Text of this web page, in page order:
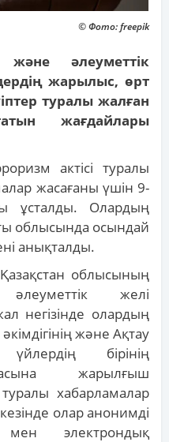
© Фото: freepik
және әлеуметтік
жарылыс, өрт
туралы жалған
жағдайлары
актісі туралы
жасағаны үшін 9-
ұсталды. Олардың
облысында осындай
анықталды.
облысының
желі
негізінде олардың
және Ақтау
бірінің
жарылғыш
хабарламалар
олар анонимді
электрондық